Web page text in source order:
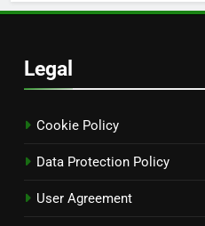
Legal
Cookie Policy
Data Protection Policy
User Agreement